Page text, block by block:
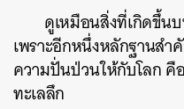
ดูเหมือนสิ่งที่เกิดขึ้น
เพราะอีกหนึ่งหลักฐานส
ความปั่นป่วนให้กับโลก
ทะเลลึก